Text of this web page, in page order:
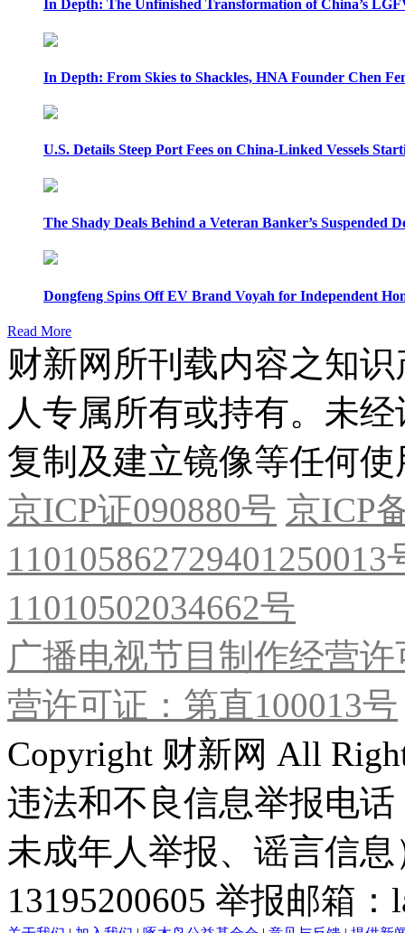
In Depth: The Unfinished Transformation of China’s
In Depth: From Skies to Shackles, HNA Founder Chen
U.S. Details Steep Port Fees on China-Linked Vessels
The Shady Deals Behind a Veteran Banker’s Suspended
Dongfeng Spins Off EV Brand Voyah for Independent
Read More
财新网所刊载内容之知
人专属所有或持有。未
复制及建立镜像等任何使
京ICP证090880号 京ICP
11010502034662号
广播电视节目制作经营
营许可证：第直100013号
Copyright 财新网 All
违法和不良信息举报电
未成年人举报、谣言信
13195200605 举报邮箱